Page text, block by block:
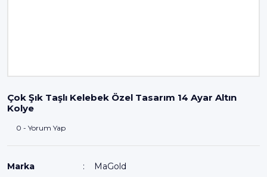
Çok Şık Taşlı Kelebek Özel Tasarım 14 Ayar Altın
Kolye
0 - Yorum Yap
Marka
MaGold